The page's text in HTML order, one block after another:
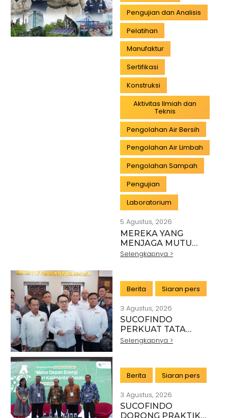
Pengujian dan Analisis
Pelatihan
Manufaktur
Sertifikasi
Konstruksi
Aktivitas Ilmiah dan
Teknis
Pengolahan Air Bersih
Pengolahan Air Limbah
Pengolahan Sampah
Pengujian
Laboratorium
5 Agustus, 2026
MEREKA YANG
MENJAGA MUTU
INDONESIA:
INDUSTRI
Selengkapnya >
Berita Siaran pers
3 Agustus, 2026
SUCOFINDO
PERKUAT TATA
KELOLA EKSPOR
DENGAN KSP DAN
DANANTARA
Selengkapnya >
Berita Siaran pers
3 Agustus, 2026
SUCOFINDO
DORONG PRAKTIK